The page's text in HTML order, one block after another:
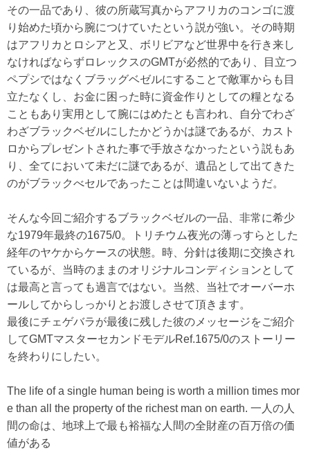
その一品であり、彼の所蔵写真からアフリカのコンゴに渡
り始めた頃から腕につけていたという説が強い。その時期
はアフリカとロシアと又、ボリビアなど世界中を行き来し
なければならずロレックスのGMTが必然的であり、目立つ
ペプシではなくブラッグベゼルにすることで敵軍からも目
立たなくし、お金に困った時に資金作りとしての糧となる
こともあり実用として腕にはめたとも言われ、自分でわざ
わざブラックベゼルにしたかどうかは謎であるが、カスト
ロからプレゼントされた事で手放さなかったという説もあ
り、全てにおいて未だに謎であるが、遺品として出てきた
のがブラックべセルであったことは間違いないようだ。
そんな今回ご紹介するブラックベゼルの一品、非常に希少
な1979年最終の1675/0。トリチウム夜光の薄っすらとした
経年のヤケからケースの状態。時、分針は後期に交換され
ているが、当時のままのオリジナルコンディションとして
は最高と言っても過言ではない。当然、当社でオーバーホ
ールしてからしっかりとお渡しさせて頂きます。
最後にチェゲバラが最後に残した彼のメッセージをご紹介
してGMTマスターセカンドモデルRef.1675/0のストーリー
を終わりにしたい。
The life of a single human being is worth a million times mor
e than all the property of the richest man on earth. 一人の人
間の命は、地球上で最も裕福な人間の全財産の百万倍の価
値がある